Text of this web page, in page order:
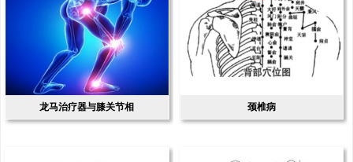
龙马治疗器与膝关节相 颈椎病